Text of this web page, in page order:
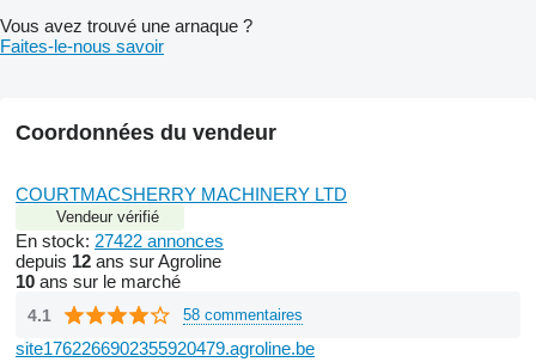
Vous avez trouvé une arnaque ?
Faites-le-nous savoir
Coordonnées du vendeur
COURTMACSHERRY MACHINERY LTD
Vendeur vérifié
En stock: 27422 annonces
depuis 12 ans sur Agroline
10 ans sur le marché
4.1 58 commentaires
site1762266902355920479.agroline.be